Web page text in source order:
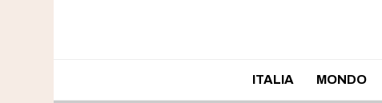
ITALIA MONDO